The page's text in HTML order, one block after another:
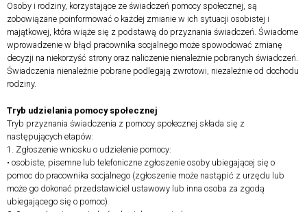
Osoby i rodziny, korzystające ze świadczeń pomocy społecznej, są
zobowiązane poinformować o każdej zmianie w ich sytuacji osobistej i
majątkowej, która wiąże się z podstawą do przyznania świadczeń. Świadome
wprowadzenie w błąd pracownika socjalnego może spowodować zmianę
decyzji na niekorzyść strony oraz naliczenie nienależnie pobranych świadczeń.
Świadczenia nienależnie pobrane podlegają zwrotowi, niezależnie od dochodu
rodziny.
Tryb udzielania pomocy społecznej
Tryb przyznania świadczenia z pomocy społecznej składa się z
następujących etapów:
1. Zgłoszenie wniosku o udzielenie pomocy:
• osobiste, pisemne lub telefoniczne zgłoszenie osoby ubiegającej się o
pomoc do pracownika socjalnego (zgłoszenie może nastąpić z urzędu lub
może go dokonać przedstawiciel ustawowy lub inna osoba za zgodą
ubiegającego się o pomoc)